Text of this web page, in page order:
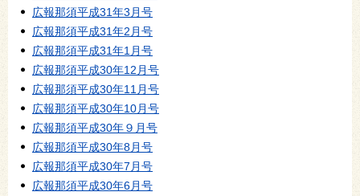
広報那須平成31年3月号
広報那須平成31年2月号
広報那須平成31年1月号
広報那須平成30年12月号
広報那須平成30年11月号
広報那須平成30年10月号
広報那須平成30年９月号
広報那須平成30年8月号
広報那須平成30年7月号
広報那須平成30年6月号